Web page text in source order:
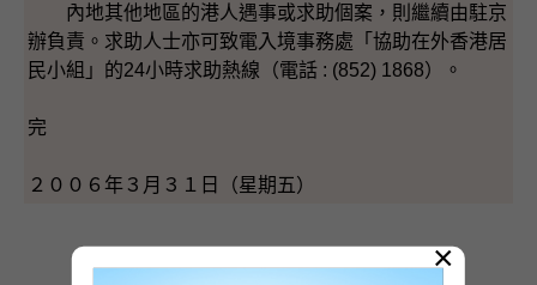
內地其他地區的港人遇事或求助個案，則繼續由駐京
辦負責。求助人士亦可致電入境事務處「協助在外香港居
民小組」的24小時求助熱線（電話 : (852) 1868）。
完
２００６年３月３１日（星期五）
×